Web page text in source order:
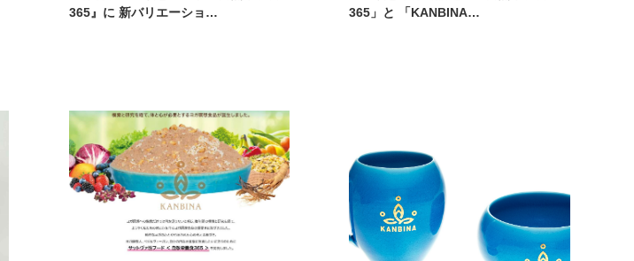
365』に 新バリエーショ…
365」と 「KANBINA…